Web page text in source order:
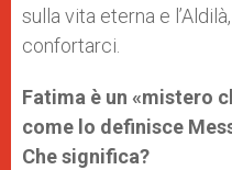
sulla vita eterna e
confortarci.
Fatima è un «mistero
come lo definisce
Che significa?